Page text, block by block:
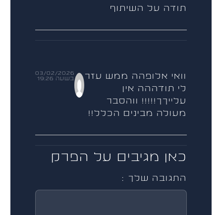
תודה על השיתוף
03/02/2026
בשעה 19:26
וואי אלופהה ממש עזר
לי תודההה אין
עלייךך!!!!! ווהסבר
מעולה מבינים הכלל!!
התגובה שלך